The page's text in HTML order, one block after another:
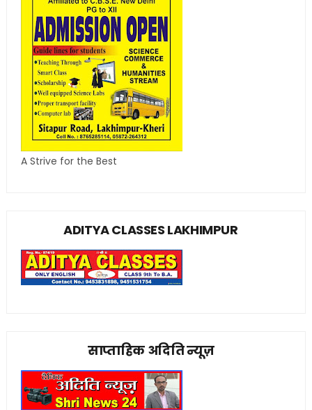
A Strive for the Best
ADITYA CLASSES LAKHIMPUR
साप्ताहिक अदिति न्यूज़